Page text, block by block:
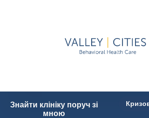
Знайти клініку поруч зі
мною